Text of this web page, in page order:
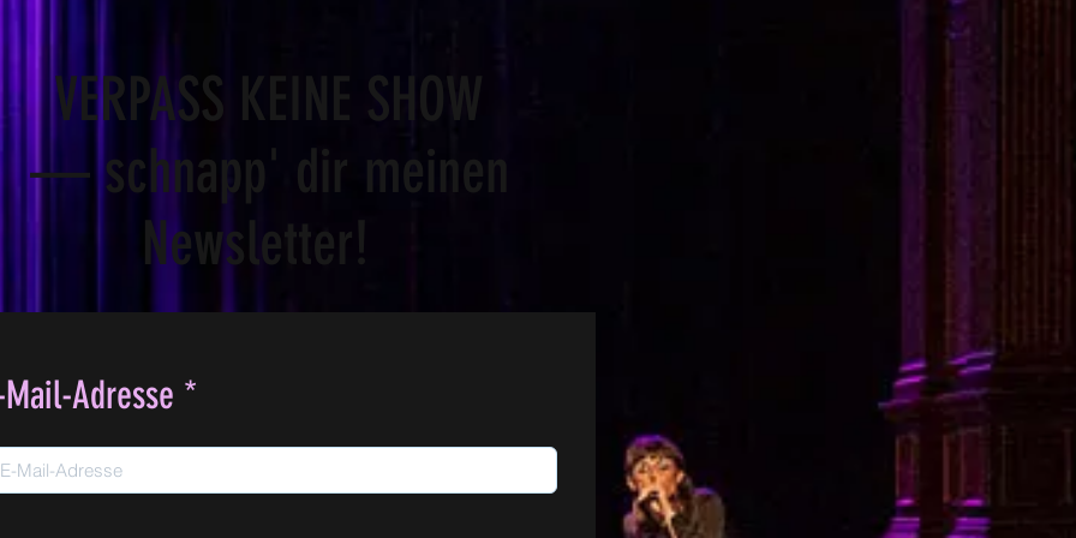
VERPASS KEINE SHOW
— schnapp' dir meinen
Newsletter!
Mail-Adresse